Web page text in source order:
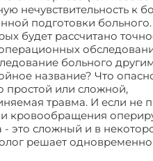
нечувствительность к
подготовки
будет рассчитано
больного
название? Что
простой или сложной,
травма. И если не
кровообращения
- это сложный и в
решает одновременно